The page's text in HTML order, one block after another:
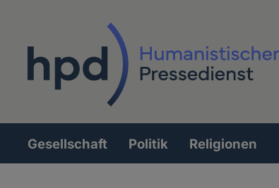
Hauptnavigation
Gesellschaft Politik Religionen